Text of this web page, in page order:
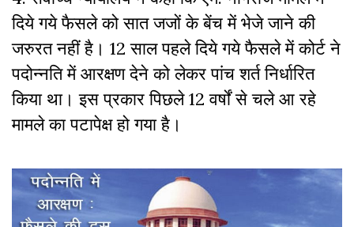
दिये गये फैसले को सात जजों के बेंच में भेजे जाने की
जरुरत नहीं है। 12 साल पहले दिये गये फैसले में कोर्ट ने
पदोन्नति में आरक्षण देने को लेकर पांच शर्त निर्धारित
किया था। इस प्रकार पिछले 12 वर्षों से चले आ रहे
मामले का पटापेक्ष हो गया है।